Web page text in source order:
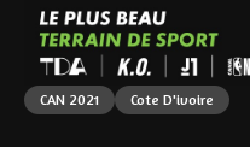
CAN 2021 Cote D'ivoire